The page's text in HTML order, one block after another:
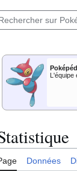
Données